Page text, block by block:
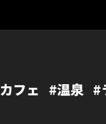
#ランチ #阿蘇